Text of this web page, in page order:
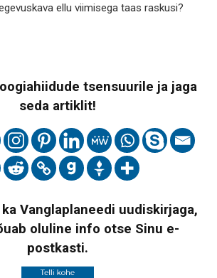
ellu viimisega taas raskusi?
tsensuurile ja jaga
seda artiklit!
Vanglaplaneedi uudiskirjaga,
oluline info otse Sinu e-
postkasti.